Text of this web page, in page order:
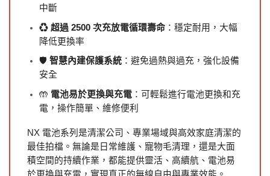
中斷
♻️ 超過 2500 次充放電循環壽命 ：穩定耐用，大幅
降低更換率
🛡️ 智慧內建保護系統 ：避免過熱與過充，強化設備
安全
🤲 電池易於更換與充電 ：可輕鬆進行電池更換和充
電，操作簡單、維修便利
NX 電池系列是清潔公司、專業場域與高效家庭清潔的
最佳拍檔。無論是日常維護、寵物毛清理，還是大面
積空間的持續作業，都能提供靈活、高續航、電池易